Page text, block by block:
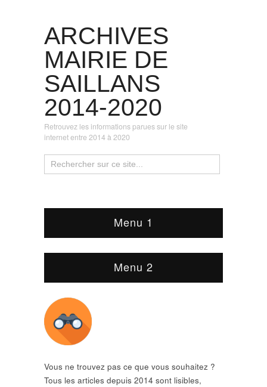
ARCHIVES
MAIRIE DE
SAILLANS
2014-2020
Retrouvez les informations parues sur le site
internet entre 2014 à 2020
Menu 1
Menu 2
Vous ne trouvez pas ce que vous souhaitez ?
Tous les articles depuis 2014 sont lisibles,